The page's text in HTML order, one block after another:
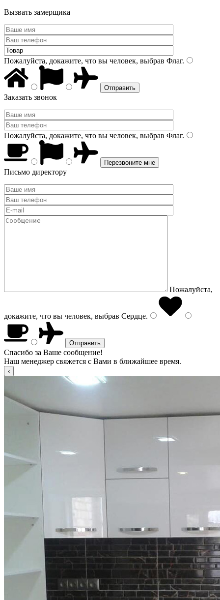
Вызвать замерщика
Пожалуйста, докажите, что вы человек, выбрав Флаг.
Заказать звонок
Пожалуйста, докажите, что вы человек, выбрав Флаг.
Письмо директору
Пожалуйста,
докажите, что вы человек, выбрав Сердце.
Спасибо за Ваше сообщение!
Наш менеджер свяжется с Вами в ближайшее время.